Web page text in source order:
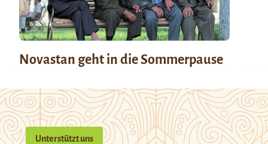
Novastan geht in die Sommerpause
Unterstützt uns